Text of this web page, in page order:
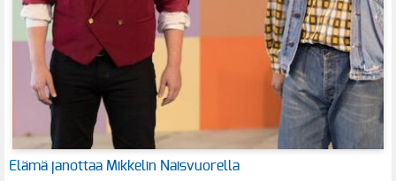
Elämä janottaa Mikkelin Naisvuorella